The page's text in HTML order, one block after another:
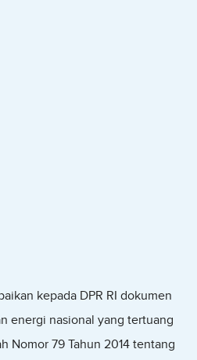
kepada DPR RI dokumen
energi nasional yang tertuang
Nomor 79 Tahun 2014 tentang